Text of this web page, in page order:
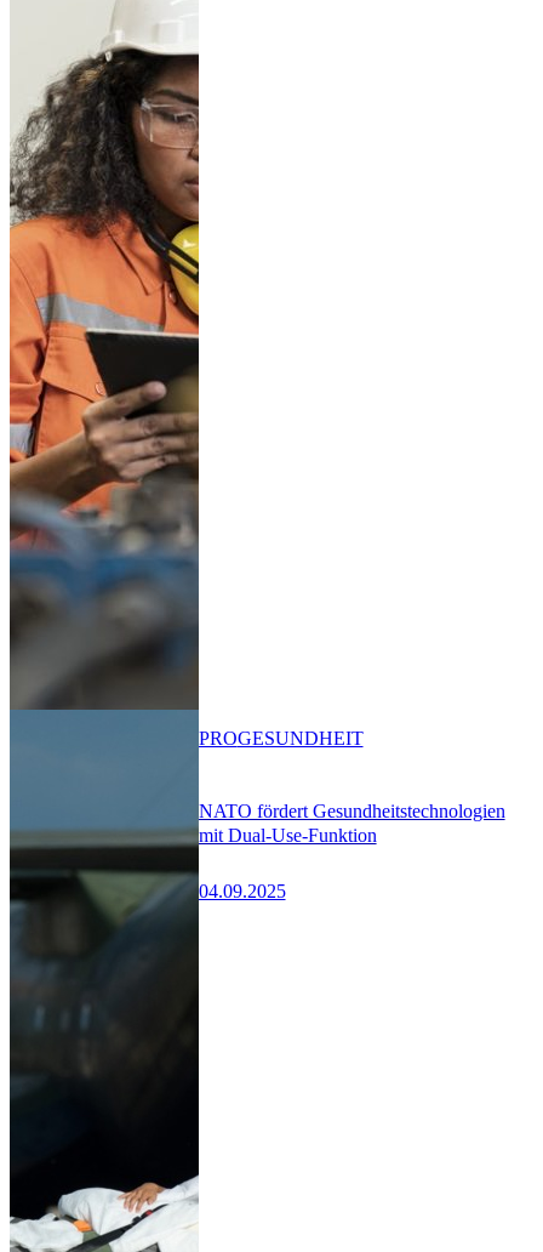
NATO fördert Gesundheitstechnologien
mit Dual-Use-Funktion
04.09.2025
PROGESUNDHEIT